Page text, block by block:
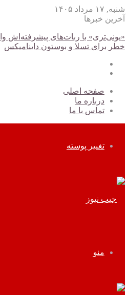
شنبه, ۱۷ مرداد ۱۴۰۵
آخرین خبرها
«یونی‌تری» با ربات‌های پیشرفته‌اش
خطر برای تسلا و بوستون داینامیکس
صفحه اصلی
درباره ما
تماس با ما
تغییر پوسته
منو